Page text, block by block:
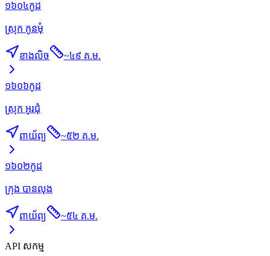
១៦០៤កូដ
ស្រុក កូនមុំ
ខាងលិច ~៤៩ គ.ម.
១៦០៦កូដ
ស្រុក អូរជុំ
ពាយ័ព្យ ~៥២ គ.ម.
១៦០២កូដ
ក្រុង បានលុង
ពាយ័ព្យ ~៥៤ គ.ម.
API សកម្ម